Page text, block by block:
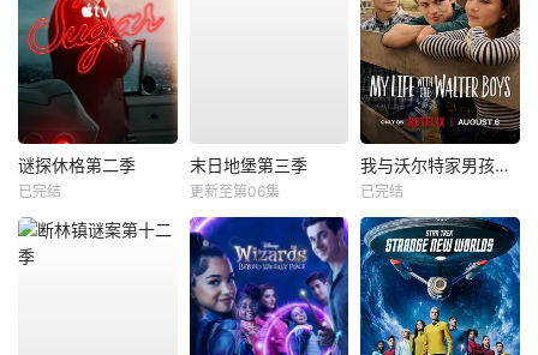
谜探休格第二季
已完结
末日地堡第三季
更新至第06集
我与沃尔特家男孩的生活第三季
已完结